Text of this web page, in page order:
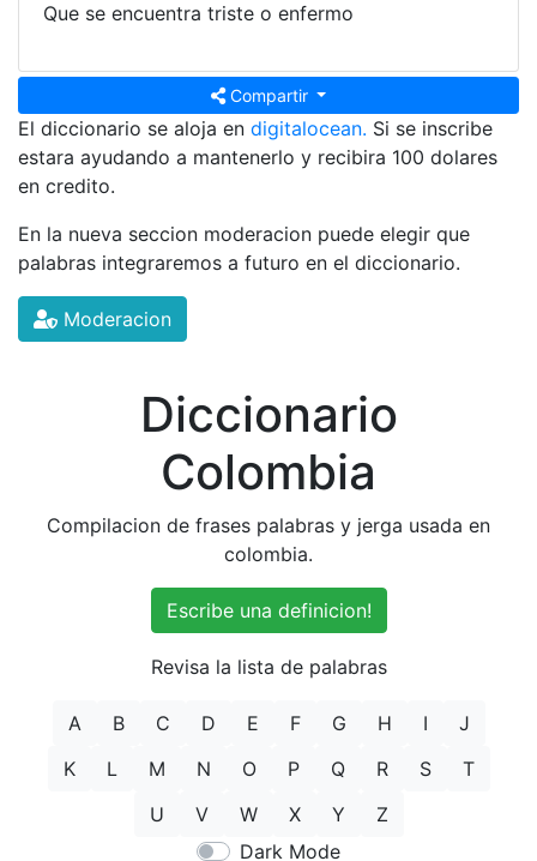
Que se encuentra triste o enfermo
Compartir
El diccionario se aloja en digitalocean. Si se inscribe
estara ayudando a mantenerlo y recibira 100 dolares
en credito.
En la nueva seccion moderacion puede elegir que
palabras integraremos a futuro en el diccionario.
Moderacion
Diccionario
Colombia
Compilacion de frases palabras y jerga usada en
colombia.
Escribe una definicion!
Revisa la lista de palabras
A B C D E F G H I
J
K
L M N O P Q R S
T
U
V W X Y
Z
Dark Mode